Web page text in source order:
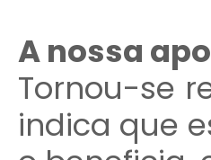
A nossa
Tornou-se
indica que